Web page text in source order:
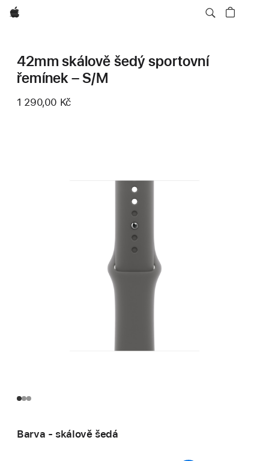
Apple
42mm skálově šedý sportovní
řemínek – S/M
1 290,00 Kč
Barva - skálově šedá